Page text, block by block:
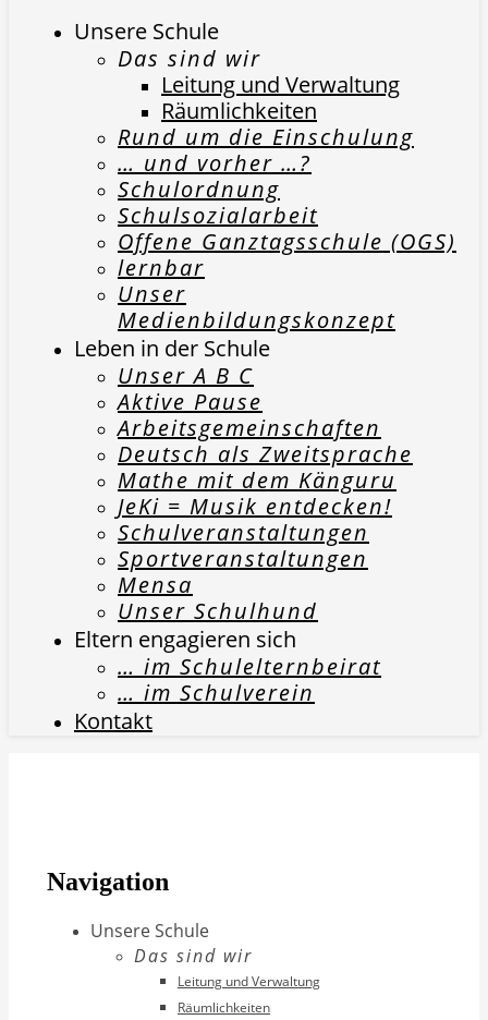
Unsere Schule
Das sind wir
Leitung und Verwaltung
Räumlichkeiten
Rund um die Einschulung
… und vorher …?
Schulordnung
Schulsozialarbeit
Offene Ganztagsschule (OGS)
lernbar
Unser
Medienbildungskonzept
Leben in der Schule
Unser A B C
Aktive Pause
Arbeitsgemeinschaften
Deutsch als Zweitsprache
Mathe mit dem Känguru
JeKi = Musik entdecken!
Schulveranstaltungen
Sportveranstaltungen
Mensa
Unser Schulhund
Eltern engagieren sich
… im Schulelternbeirat
… im Schulverein
Kontakt
Navigation
Unsere Schule
Das sind wir
Leitung und Verwaltung
Räumlichkeiten